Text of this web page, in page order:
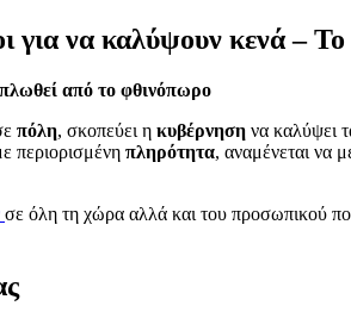
να καλύψουν κενά – Το
από το φθινόπωρο
πόλη, σκοπεύει η κυβέρνηση να καλύψει
περιορισμένη πληρότητα, αναμένεται να
σε όλη τη χώρα αλλά και του προσωπικού